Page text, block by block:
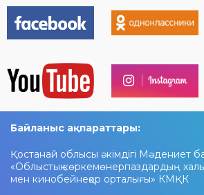
Байланыс ақпараттары:
Қостанай облысы әкімдігі Мәдениет
«Облыстық көркемөнерпаздардың
мен кинобейнеқор орталығы» КМҚК